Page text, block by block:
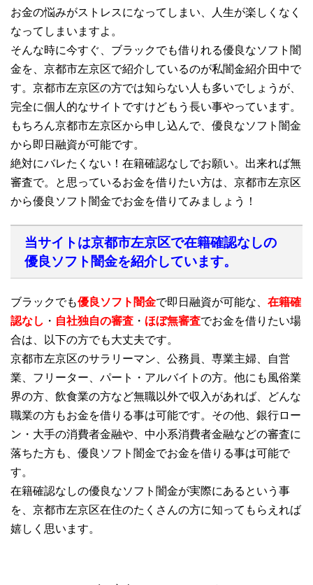
お金の悩みがストレスになってしまい、人生が楽しくなく
なってしまいますよ。
そんな時に今すぐ、ブラックでも借りれる優良なソフト闇
金を、京都市左京区で紹介しているのが私闇金紹介田中で
す。京都市左京区の方では知らない人も多いでしょうが、
完全に個人的なサイトですけどもう長い事やっています。
もちろん京都市左京区から申し込んで、優良なソフト闇金
から即日融資が可能です。
絶対にバレたくない！在籍確認なしでお願い。出来れば無
審査で。と思っているお金を借りたい方は、京都市左京区
から優良ソフト闇金でお金を借りてみましょう！
当サイトは京都市左京区で在籍確認なしの
優良ソフト闇金を紹介しています。
ブラックでも優良ソフト闇金で即日融資が可能な、 在籍確
認なし ・ 自社独自の審査 ・ ほぼ無審査でお金を借りたい場
合は、以下の方でも大丈夫です。
京都市左京区のサラリーマン、公務員、専業主婦、自営
業、フリーター、パート・アルバイトの方。他にも風俗業
界の方、飲食業の方など無職以外で収入があれば、どんな
職業の方もお金を借りる事は可能です。その他、銀行ロー
ン・大手の消費者金融や、中小系消費者金融などの審査に
落ちた方も、優良ソフト闇金でお金を借りる事は可能で
す。
在籍確認なしの優良なソフト闇金が実際にあるという事
を、京都市左京区在住のたくさんの方に知ってもらえれば
嬉しく思います。